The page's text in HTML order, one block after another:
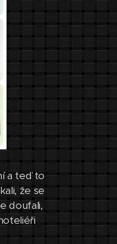
a teď to
že se
doufali,